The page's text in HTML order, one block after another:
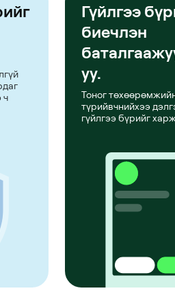
ч
Гүйлгээ
биечлэн
уу.
Тоног
түрийвчнийхээ
гүйлгээ бүрийг